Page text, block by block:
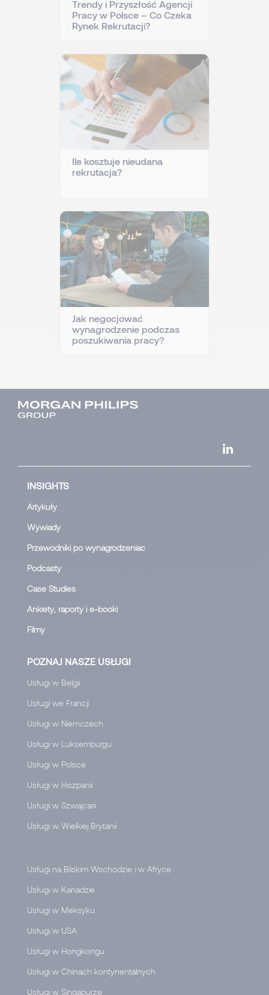
Trendy i Przyszłość Agencji
Pracy w Polsce – Co Czeka
Rynek Rekrutacji?
Ile kosztuje nieudana
rekrutacja?
Jak negocjować
wynagrodzenie podczas
poszukiwania pracy?
INSIGHTS
Artykuły
Wywiady
Przewodniki po wynagrodzeniac
Podcasty
Case Studies
Ankiety, raporty i e-booki
Filmy
POZNAJ NASZE USŁUGI
Usługi w Belgii
Usługi we Francji
Usługi w Niemczech
Usługi w Luksemburgu
Usługi w Polsce
Usługi w Hiszpanii
Usługi w Szwajcarii
Usługi w Wielkiej Brytanii
Usługi na Bliskim Wschodzie i w Afryce
Usługi w Kanadzie
Usługi w Meksyku
Usługi w USA
Usługi w Hongkongu
Usługi w Chinach kontynentalnych
Usługi w Singapurze